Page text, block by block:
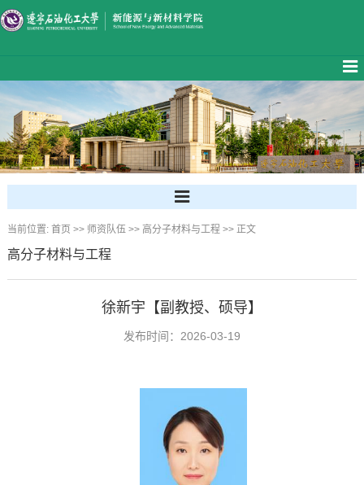
当前位置: 首页 >> 师资队伍 >> 高分子材料与工程>> 正文
高分子材料与工程
徐新宇【副教授、硕导】
发布时间：2026-03-19